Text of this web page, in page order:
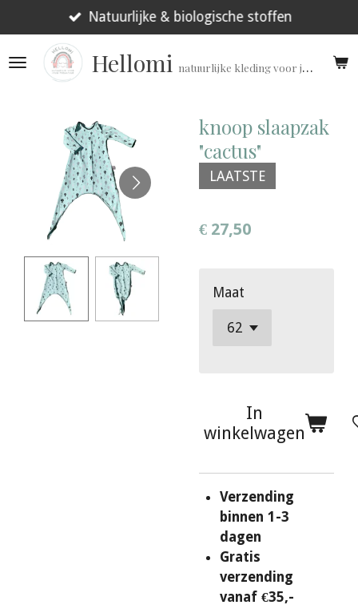
direct
naar
Hellomi natuurlijke kleding voor jouw prematuur!
Natuurlijke & biologische stoffen
knoop slaapzak
"cactus"
LAATSTE
€ 27,50
Maat
In
winkelwagen
Verzending
binnen 1-3
dagen
Gratis
verzending
vanaf €35,-